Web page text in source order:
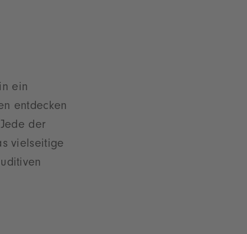
ein
entdecken
der
vielseitige